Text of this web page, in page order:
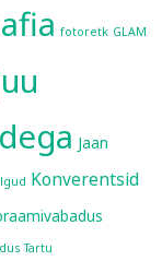
fotoretk GLAM
Jaan
Konverentsid
Tartu